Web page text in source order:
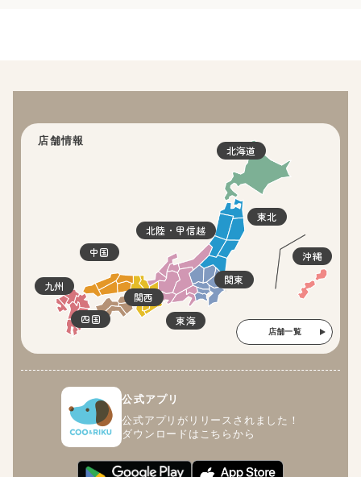
店舗情報
北海道
東北
関東
北陸・甲信越
東海
関西
四国
中国
九州
沖縄
店舗一覧
公式アプリ
公式アプリがリリースされました！
ダウンロードはこちらから